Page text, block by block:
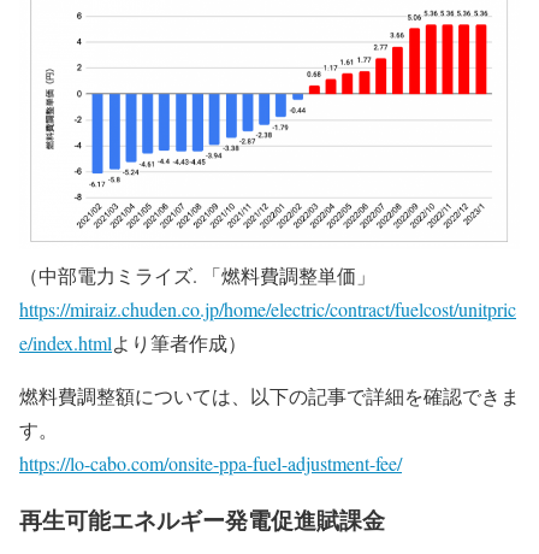
（中部電力ミライズ. 「燃料費調整単価」
https://miraiz.chuden.co.jp/home/electric/contract/fuelcost/unitpric
e/index.htmlより筆者作成）
燃料費調整額については、以下の記事で詳細を確認できま
す。
https://lo-cabo.com/onsite-ppa-fuel-adjustment-fee/
再生可能エネルギー発電促進賦課金